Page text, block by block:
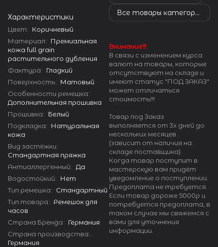
Характеристики
Цвет: Коричневый
Материал: Премиальная
кожа full grain
растительного дубления
Фактура: Гладкий
Поверхность: Матовый
Особенности ремешка:
Дополнительная прошивка
Прошивка: Белый
Подкладка: Натуральная
кожа
Вид застёжки:
Стандартная пряжка
Антиаллергенный: Да
Водостойкий: Нет
Тип ремешка: Стандартный
Тип товара: Ремешок для
часов
Страна Бренда: Германия
Страна производства:
Германия
Все товары категории
Внимание!!!
В связи с изменением курса
валют на товары, которые
отсутствуют на складе и
имеют статус "ПОД ЗАКАЗ"
может отличаться
стоимость!!!
Товар под Заказ
выполняется от 3х дней до
нескольких месяцев
(зависит от наличия на
складе поставщика)
Когда товар поступит в
мастерскую вам придёт
уведомление о поступлении.
Предоплата не требуется.
Если товар дороже 5000р и
потребуется предоплата, в
таком случае мы свяжемся с
вами для уточнения
информации.